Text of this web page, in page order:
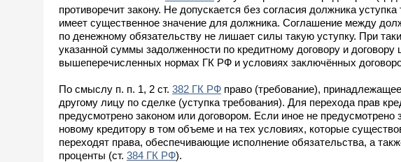
противоречит закону. Не допускается без согласия должника
имеет существенное значение для должника. Соглашение между
по денежному обязательству не лишает силы такую уступку. При
указанной суммы задолженности по кредитному договору и
вышеперечисленных нормах ГК РФ и условиях заключённых
По смыслу п. п. 1, 2 ст. 382 ГК РФ право (требование),
другому лицу по сделке (уступка требования). Для перехода прав
предусмотрено законом или договором. Если иное не
новому кредитору в том объеме и на тех условиях, которые
переходят права, обеспечивающие исполнение обязательства, а
проценты (ст. 384 ГК РФ).